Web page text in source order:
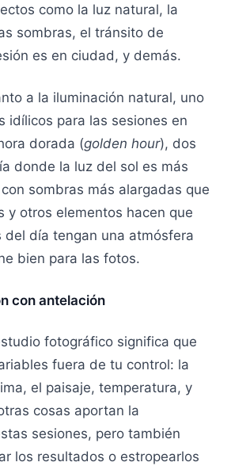
como la luz natural, la
sombras, el tránsito de
es en ciudad, y demás.
a la iluminación natural, uno
idílicos para las sesiones en
dorada (golden hour), dos
donde la luz del sol es más
sombras más alargadas que
y otros elementos hacen que
del día tengan una atmósfera
bien para las fotos.
con antelación
fotográfico significa que
fuera de tu control: la
el paisaje, temperatura, y
cosas aportan la
sesiones, pero también
los resultados o estropearlos